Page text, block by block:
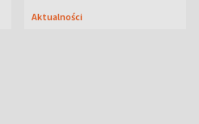
Aktualności